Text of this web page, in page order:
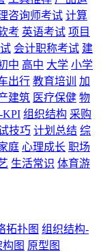
咨询师考试 计算
考 英语考试 项目
会计职称考试 建
中 高中 大学 小学
出行 教育培训
加
建筑 医疗保健 物
KPI 组织结构 采购
技巧 计划总结 综
庭 心理成长 职场
生活常识 体育游
拓扑图 组织结构-
构图 原型图